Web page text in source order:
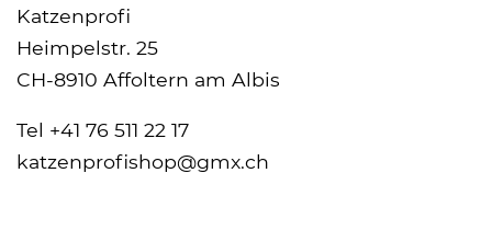
Katzenprofi
Heimpelstr. 25
CH-8910 Affoltern am Albis
Tel +41 76 511 22 17
katzenprofishop@gmx.ch